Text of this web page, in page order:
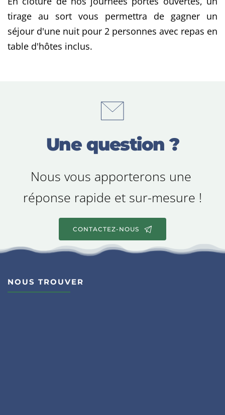
tirage au sort vous permettra de gagner un
séjour d'une nuit pour 2 personnes avec repas en
table d'hôtes inclus.
Une question ?
Nous vous apporterons une
réponse rapide et sur-mesure !
CONTACTEZ-NOUS
NOUS TROUVER